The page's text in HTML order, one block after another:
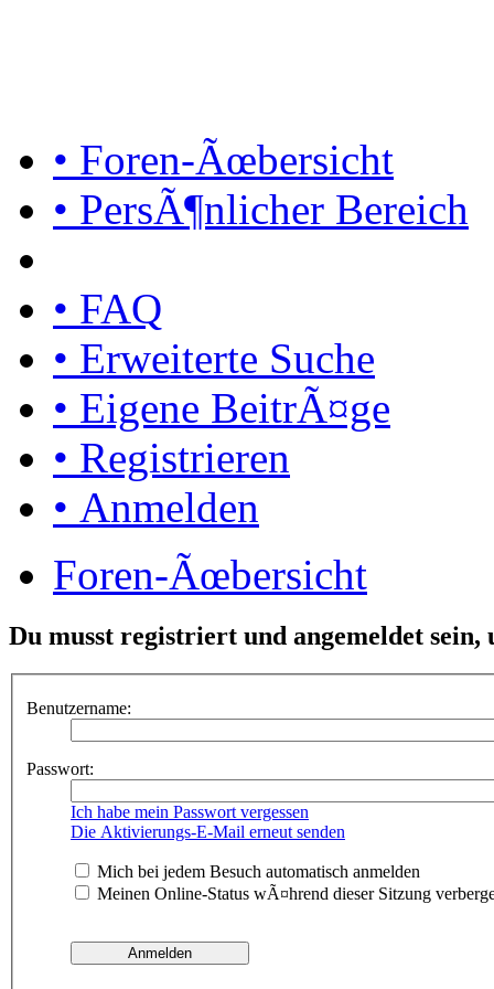
• Foren-Ãœbersicht
• PersÃ¶nlicher Bereich
• FAQ
• Erweiterte Suche
• Eigene BeitrÃ¤ge
• Registrieren
• Anmelden
Foren-Ãœbersicht
Du musst registriert und angemeldet
Benutzername:
Passwort:
Ich habe mein Passwort vergessen
Die Aktivierungs-E-Mail erneut senden
Mich bei jedem Besuch automatisch anmelden
Meinen Online-Status wÃ¤hrend dieser Sitzung